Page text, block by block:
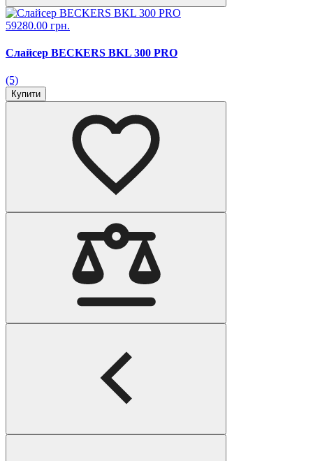
59280.00 грн.
Слайсер BECKERS BKL 300 PRO
(5)
Купити